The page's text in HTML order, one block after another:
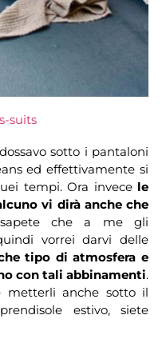
suits
sotto i pantaloni
ed effettivamente si
tempi. Ora invecele
vi dirà anche che
che a me gli
vorrei darvi delle
tipo di atmosfera e
con tali abbinamenti.
metterli anche sotto il
estivo, siete